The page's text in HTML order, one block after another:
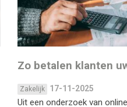
Zo betalen klanten
Zakelijk 17-11-2025
Uit een onderzoek van